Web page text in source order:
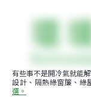
有些事不是開冷氣就能
設計、隔熱綠窗簾、綠
選。